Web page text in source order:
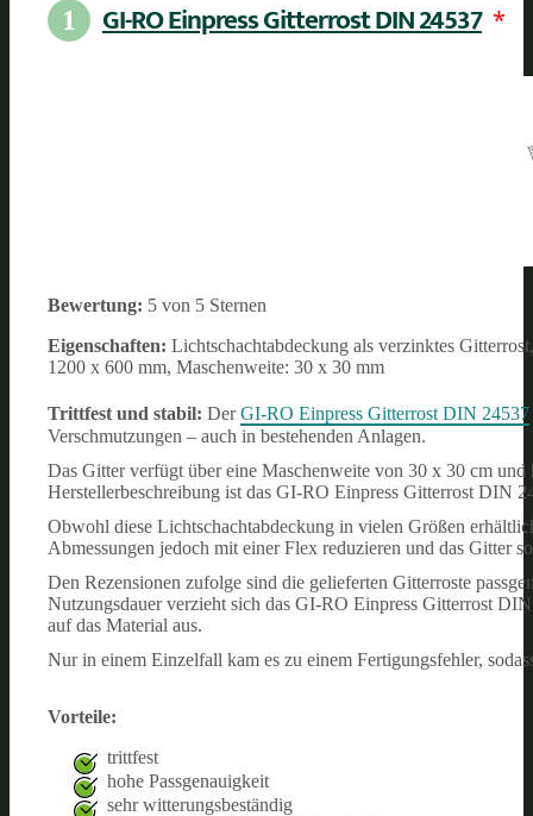
1 GI-RO Einpress Gitterrost DIN 24537 *
Bewertung: 5 von 5 Sternen
Eigenschaften: Lichtschachtabdeckung als verzinktes
1200 x 600 mm, Maschenweite: 30 x 30 mm
Trittfest und stabil: DerGI-RO Einpress Gitterrost DIN 24537
Verschmutzungen – auch in bestehenden Anlagen.
Das Gitter verfügt über eine Maschenweite von 30 x 30 cm
Herstellerbeschreibung ist das GI-RO Einpress Gitterrost DIN
Obwohl diese Lichtschachtabdeckung in vielen Größen
Abmessungen jedoch mit einer Flex reduzieren und das Gitter
Den Rezensionen zufolge sind die gelieferten Gitterroste
Nutzungsdauer verzieht sich das GI-RO Einpress Gitterrost
auf das Material aus.
Nur in einem Einzelfall kam es zu einem Fertigungsfehler,
Vorteile:
trittfest
hohe Passgenauigkeit
sehr witterungsbeständig